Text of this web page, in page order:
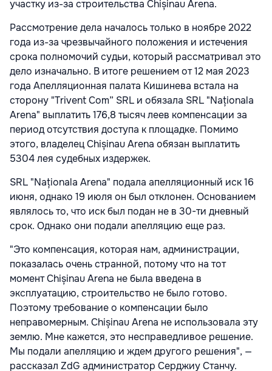
участку из-за строительства Chișinau Arena.
Рассмотрение дела началось только в ноябре 2022
года из-за чрезвычайного положения и истечения
срока полномочий судьи, который рассматривал это
дело изначально. В итоге решением от 12 мая 2023
года Апелляционная палата Кишинева встала на
сторону "Trivent Com” SRL и обязала SRL "Naționala
Arena" выплатить 176,8 тысяч леев компенсации за
период отсутствия доступа к площадке. Помимо
этого, владелец Chișinau Arena обязан выплатить
5304 лея судебных издержек.
SRL "Naționala Arena" подала апелляционный иск 16
июня, однако 19 июля он был отклонен. Основанием
являлось то, что иск был подан не в 30-ти дневный
срок. Однако они подали апелляцию еще раз.
"Это компенсация, которая нам, администрации,
показалась очень странной, потому что на тот
момент Chișinau Arena не была введена в
эксплуатацию, строительство не было готово.
Поэтому требование о компенсации было
неправомерным. Chișinau Arena не использовала эту
землю. Мне кажется, это несправедливое решение.
Мы подали апелляцию и ждем другого решения", —
рассказал ZdG администратор Серджиу Станчу.